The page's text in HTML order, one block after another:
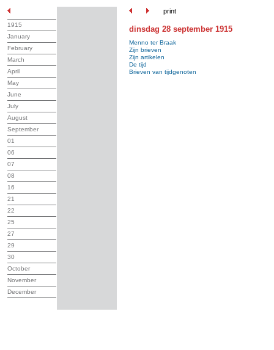
print
1915
January
February
March
April
May
June
July
August
September
01
06
07
08
16
21
22
25
27
29
30
October
November
December
dinsdag 28 september 1915
Menno ter Braak
Zijn brieven
Zijn artikelen
De tijd
Brieven van tijdgenoten